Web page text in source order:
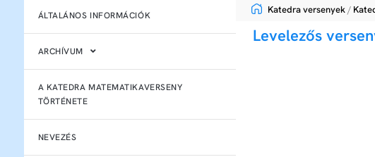
ÁLTALÁNOS INFORMÁCIÓK
ARCHÍVUM
A KATEDRA MATEMATIKAVERSENY
TÖRTÉNETE
NEVEZÉS
Katedra versenyek/
Levelezős